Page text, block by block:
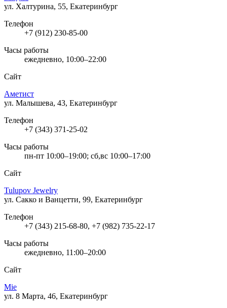
ул. Халтурина, 55, Екатеринбург
Телефон
+7 (912) 230-85-00
Часы работы
ежедневно, 10:00–22:00
Сайт
Аметист
ул. Малышева, 43, Екатеринбург
Телефон
+7 (343) 371-25-02
Часы работы
пн-пт 10:00–19:00; сб,вс 10:00–17:00
Сайт
Tulupov Jewelry
ул. Сакко и Ванцетти, 99, Екатеринбург
Телефон
+7 (343) 215-68-80, +7 (982) 735-22-17
Часы работы
ежедневно, 11:00–20:00
Сайт
Mie
ул. 8 Марта, 46, Екатеринбург